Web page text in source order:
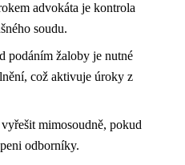
advokáta je kontrola
soudu.
podáním žaloby je nutné
což aktivuje úroky z
mimosoudně, pokud
odborníky.